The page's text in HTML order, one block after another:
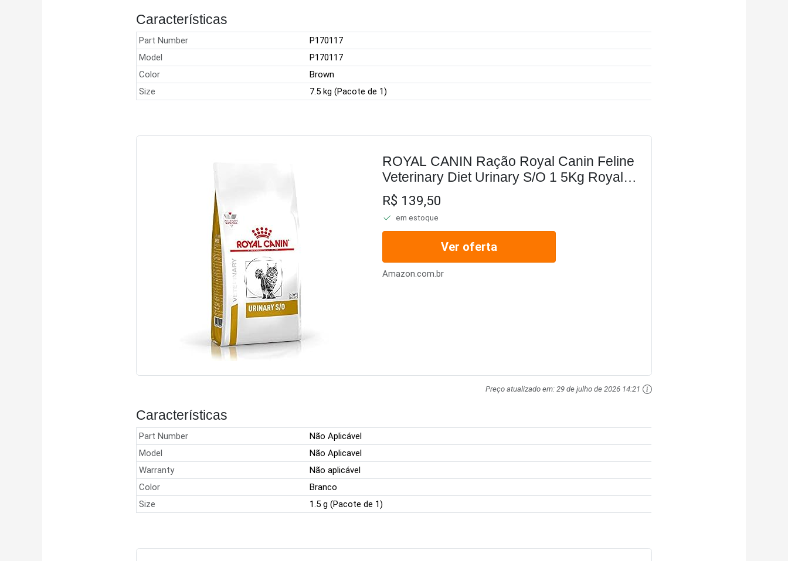
Características
Part Number
P170117
Model
P170117
Color
Brown
Size
7.5 kg (Pacote de 1)
ROYAL CANIN Ração Royal Canin Feline
Veterinary Diet Urinary S/O 1 5Kg Royal
Canin - Sabor Outro
R$ 139,50
em estoque
Ver oferta
Amazon.com.br
Preço atualizado em: 29 de julho de 2026 14:21
Características
Part Number
Não Aplicável
Model
Não Aplicavel
Warranty
Não aplicável
Color
Branco
Size
1.5 g (Pacote de 1)